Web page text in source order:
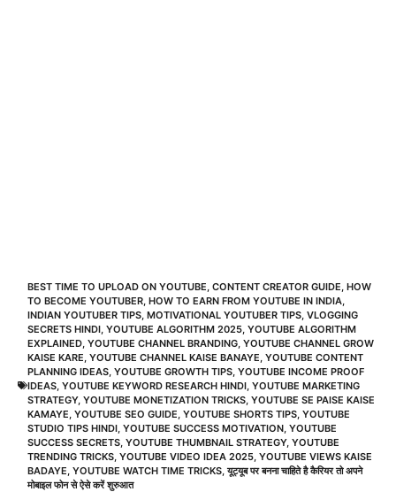
BEST TIME TO UPLOAD ON YOUTUBE CONTENT CREATOR GUIDE HOW
TO BECOME YOUTUBER HOW TO EARN FROM YOUTUBE IN INDIA
INDIAN YOUTUBER TIPS MOTIVATIONAL YOUTUBER TIPS VLOGGING
SECRETS HINDI YOUTUBE ALGORITHM 2025 YOUTUBE ALGORITHM
EXPLAINED YOUTUBE CHANNEL BRANDING YOUTUBE CHANNEL GROW
KAISE KARE YOUTUBE CHANNEL KAISE BANAYE YOUTUBE CONTENT
PLANNING IDEAS YOUTUBE GROWTH TIPS YOUTUBE INCOME PROOF
IDEAS YOUTUBE KEYWORD RESEARCH HINDI YOUTUBE MARKETING
STRATEGY, YOUTUBE MONETIZATION TRICKS YOUTUBE SE PAISE KAISE
KAMAYE YOUTUBE SEO GUIDE YOUTUBE SHORTS TIPS YOUTUBE
STUDIO TIPS HINDI YOUTUBE SUCCESS MOTIVATION YOUTUBE
SUCCESS SECRETS YOUTUBE THUMBNAIL STRATEGY, YOUTUBE
TRENDING TRICKS YOUTUBE VIDEO IDEA 2025 YOUTUBE VIEWS KAISE
BADAYE YOUTUBE WATCH TIME TRICKS ,यूट्यूब पर बनना चाहिते है कैरियर तो अपने
मोबाइल फोन से ऐसे करें शुरुआत